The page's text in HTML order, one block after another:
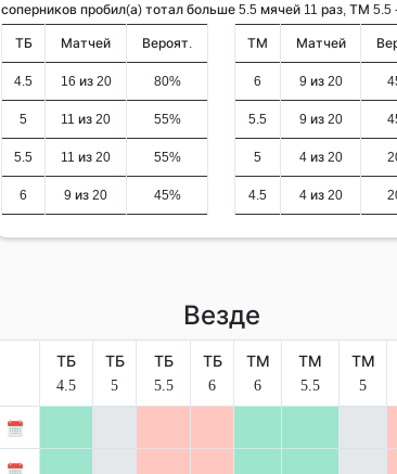
соперников пробил(а) тотал больше 5.5 мячей 11 раз, ТМ 5.5
ТБ Матчей Вероят.
4.5 16 из 20 80%
5 11 из 20 55%
5.5 11 из 20 55%
6 9 из 20 45%
ТМ Матчей
6 9 из 20
5.5 9 из 20
5 4 из 20
4.5 4 из 20
Везде
ТБ
4.5
ТБ
5
ТБ
5.5
ТБ
6
ТМ
6
ТМ
5.5
ТМ
5